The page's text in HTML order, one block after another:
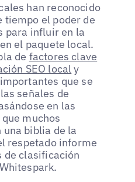
han reconocido
tiempo el poder de
para influir en la
el paquete local.
de factores clave
SEO localy
que se
señales de
en las
muchos
una biblia de la
respetado informe
de clasificación